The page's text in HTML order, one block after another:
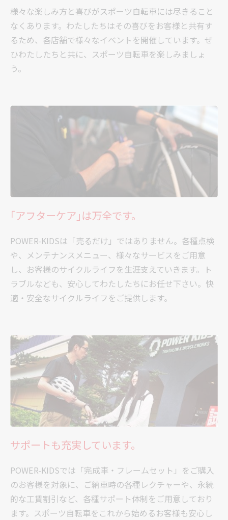
様々な楽しみ方と喜びがスポーツ自転車には尽きること
なくあります。わたしたちはその喜びをお客様と共有す
るため、各店舗で様々なイベントを開催しています。ぜ
ひわたしたちと共に、スポーツ自転車を楽しみましょ
う。
｢アフターケア｣は万全です。
POWER-KIDSは「売るだけ」ではありません。各種点検
や、メンテナンスメニュー、様々なサービスをご用意
し、お客様のサイクルライフを生涯支えていきます。ト
ラブルなども、安心してわたしたちにお任せ下さい。快
適・安全なサイクルライフをご提供します。
サポートも充実しています。
POWER-KIDSでは「完成車・フレームセット」をご購入
のお客様を対象に、ご納車時の各種レクチャーや、永続
的な工賃割引など、各種サポート体制をご用意しており
ます。スポーツ自転車をこれから始めるお客様も安心し